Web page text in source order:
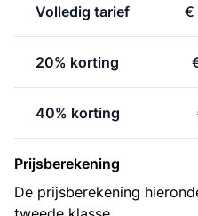
Volledig tarief €
20% korting
40% korting
Prijsberekening
De prijsberekening